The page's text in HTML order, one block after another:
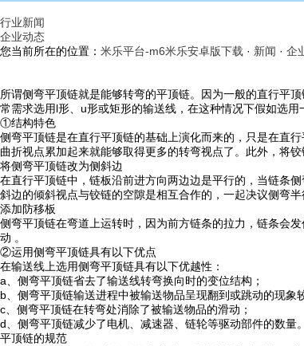
行业新闻
企业动态
您当前所在的位置： 米乐平台-m6米乐安卓版下载 · 新闻 · 企
所谓侧弯平顶链就是能够转弯的平顶链。因为一般的直行平
常需求选用l形、u形或矩形的输送线，在这种情况下假如选
①结构特色
侧弯平顶链是在直行平顶链的基础上演化而来的，只是在直
曲折视点累加起来就能够取得更多的转弯视点了。此外，将
将侧弯平顶链改为侧斜边
在直行平顶链中，链板沿前进方向两边边是平行的，当链条
斜边的倾斜视点与铰链的空隙是相互合作的，一起决议侧弯半
添加防移板
侧弯平顶链在弯道上运转时，因为前方链条的拉力，链条会
动 。
②运用侧弯平顶链具有以下优点
在输送线上选用侧弯平顶链具有以下优越性：
a、侧弯平顶链省去了输送线转弯换向时的变位结构；
b、侧弯平顶链输送进程中被输送物品呈现翻到或跳动的现象
c、侧弯平顶链在转弯处消除了被输送物品的滑动；
d、侧弯平顶链减少了电机、减速器、链轮等驱动部件的数量。
平顶链的规范